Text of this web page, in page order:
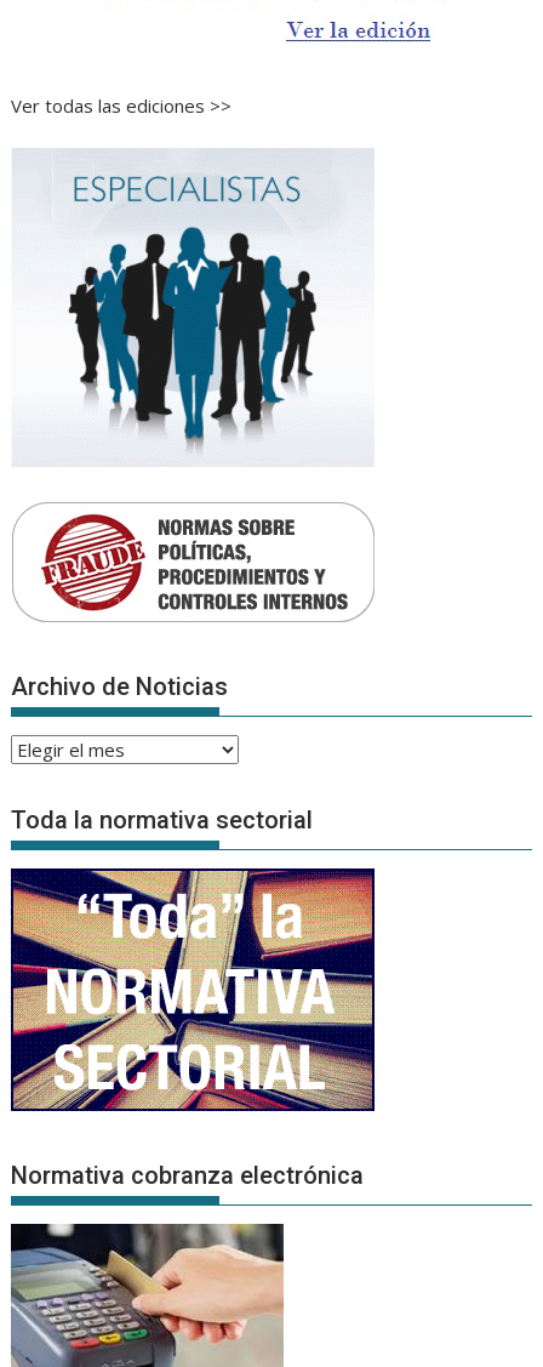
Ver todas las ediciones >>
Archivo de Noticias
Archivo
Noticias
Toda la normativa sectorial
Normativa cobranza electrónica